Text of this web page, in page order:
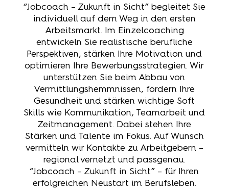
“Jobcoach – Zukunft in Sicht” begleitet Sie
individuell auf dem Weg in den ersten
Arbeitsmarkt. Im Einzelcoaching
entwickeln Sie realistische berufliche
Perspektiven, stärken Ihre Motivation und
optimieren Ihre Bewerbungsstrategien. Wir
unterstützen Sie beim Abbau von
Vermittlungshemmnissen, fördern Ihre
Gesundheit und stärken wichtige Soft
Skills wie Kommunikation, Teamarbeit und
Zeitmanagement. Dabei stehen Ihre
Stärken und Talente im Fokus. Auf Wunsch
vermitteln wir Kontakte zu Arbeitgebern –
regional vernetzt und passgenau.
“Jobcoach – Zukunft in Sicht” – für Ihren
erfolgreichen Neustart im Berufsleben.